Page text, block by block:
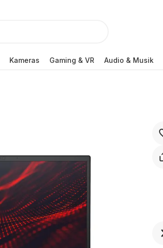
Kameras Gaming & VR Audio & Musik